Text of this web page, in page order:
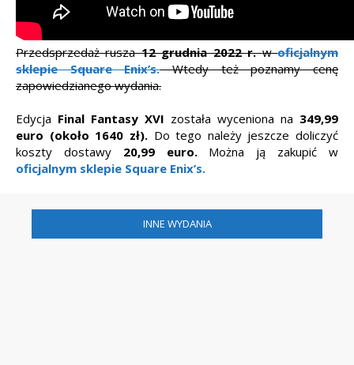
Przedsprzedaż rusza12 grudnia 2022 r.woficjalnym
sklepie SquareEnix’s.
Wtedy też poznamy cenę
zapowiedzianego wydania.
Edycja Final Fantasy XVI została wyceniona na 349,99
euro (około 1640 zł).Do tego należy jeszcze doliczyć
koszty dostawy 20,99 euro. Można ją zakupić w
oficjalnym sklepie Square Enix’s.
INNE WYDANIA